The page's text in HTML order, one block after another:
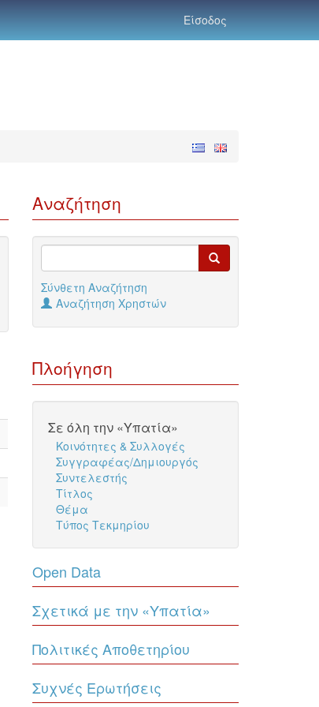
Είσοδος
Αναζήτηση
Σύνθετη Αναζήτηση
Αναζήτηση Χρηστών
Πλοήγηση
Σε όλη την «Υπατία»
Κοινότητες & Συλλογές
Συγγραφέας/Δημιουργός
Συντελεστής
Τίτλος
Θέμα
Τύπος Τεκμηρίου
Open Data
Σχετικά με την «Υπατία»
Πολιτικές Αποθετηρίου
Συχνές Ερωτήσεις